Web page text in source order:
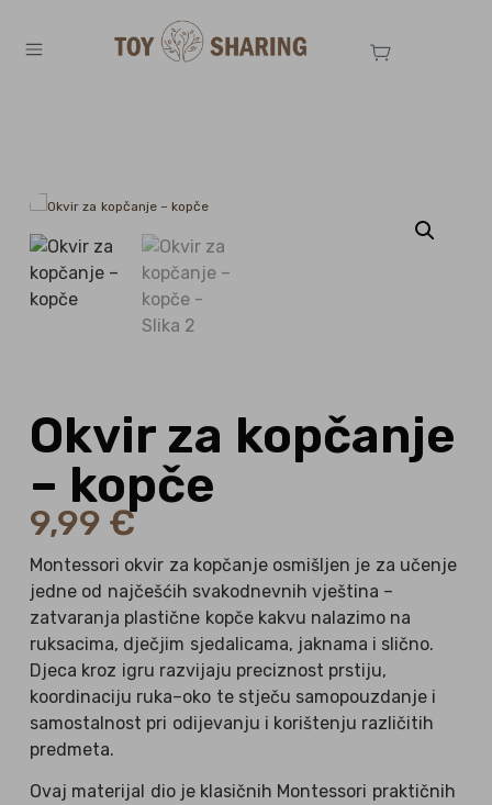
Okvir za kopčanje
– kopče
9,99 €
Montessori okvir za kopčanje osmišljen je za učenje
jedne od najčešćih svakodnevnih vještina –
zatvaranja plastične kopče kakvu nalazimo na
ruksacima, dječjim sjedalicama, jaknama i slično.
Djeca kroz igru razvijaju preciznost prstiju,
koordinaciju ruka–oko te stječu samopouzdanje i
samostalnost pri odijevanju i korištenju različitih
predmeta.
Ovaj materijal dio je klasičnih Montessori praktičnih